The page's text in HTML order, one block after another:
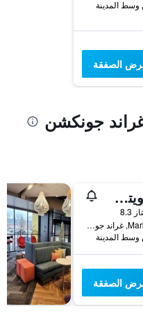
الصفقة
جونكشن
هوم 2 سويتس باي هيلتون جراند جانكشن نورث ويست
650 Market Street, غراند جونكشن, CO, الولايات المتحدة الأميريكية
الصفقة